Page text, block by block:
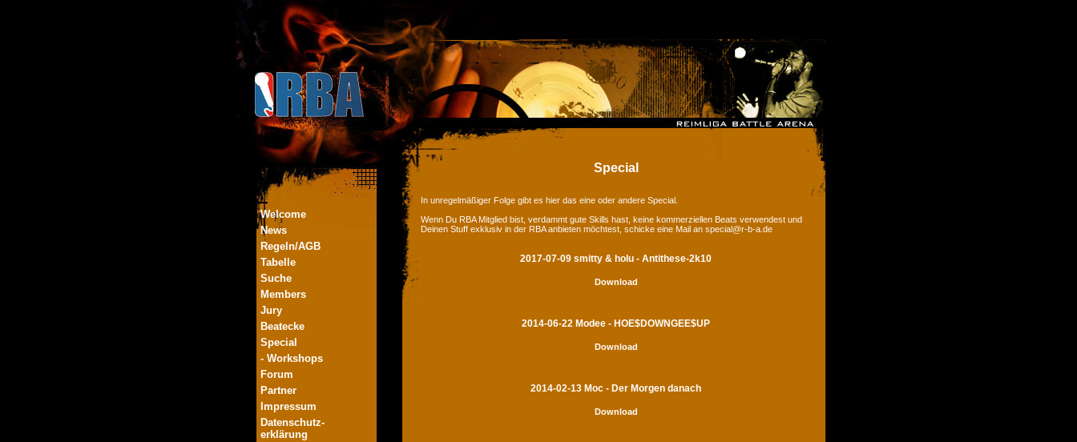
Welcome
News
Regeln/AGB
Tabelle
Suche
Members
Jury
Beatecke
Special
- Workshops
Forum
Partner
Impressum
Datenschutz-
erklärung
Special
In unregelmäßiger Folge gibt es hier das eine oder andere Special.
Wenn Du RBA Mitglied bist, verdammt gute Skills hast, keine kommerziellen Beats verwendest und
Deinen Stuff exklusiv in der RBA anbieten möchtest, schicke eine Mail an special@r-b-a.de
2017-07-09 smitty & holu - Antithese-2k10
Download
2014-06-22 Modee - HOE$DOWNGEE$UP
Download
2014-02-13 Moc - Der Morgen danach
Download